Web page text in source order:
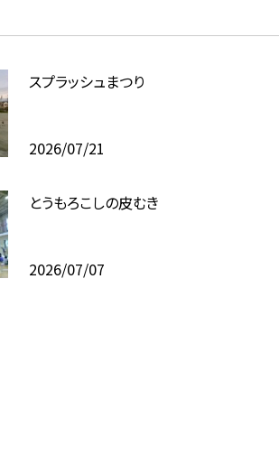
スプラッシュまつり
2026/07/21
とうもろこしの皮むき
2026/07/07